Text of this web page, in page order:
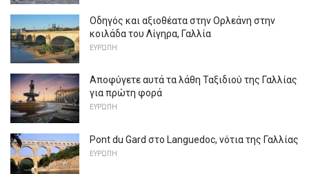
Οδηγός και αξιοθέατα στην Ορλεάνη στην
κοιλάδα του Λίγηρα, Γαλλία
ΕΥΡΏΠΗ
Αποφύγετε αυτά τα λάθη Ταξιδιού της Γαλλίας
για πρώτη φορά
ΕΥΡΏΠΗ
Pont du Gard στο Languedoc, νότια της Γαλλίας
ΕΥΡΏΠΗ